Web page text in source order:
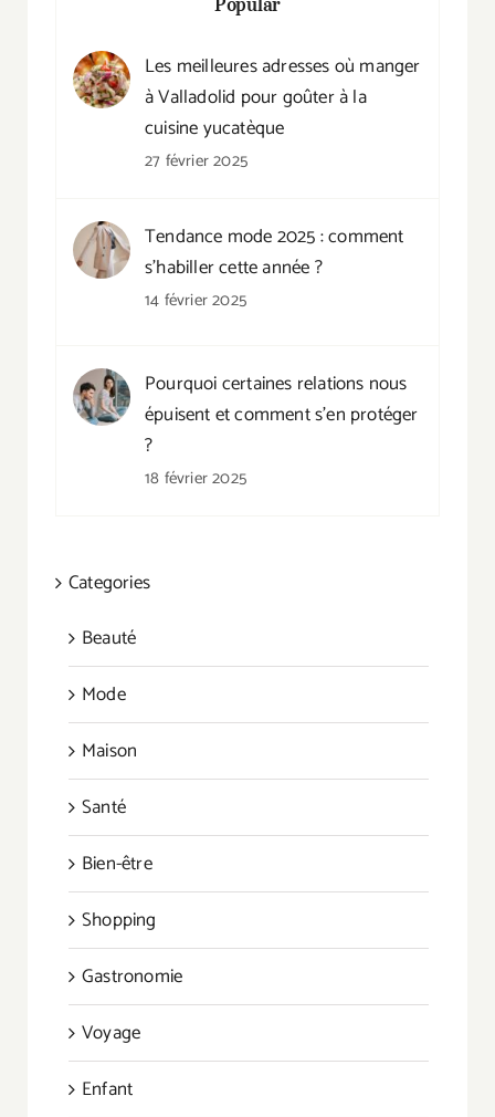
Les meilleures adresses où manger
à Valladolid pour goûter à la
cuisine yucatèque
27 février 2025
Tendance mode 2025 : comment
s’habiller cette année ?
14 février 2025
Pourquoi certaines relations nous
épuisent et comment s’en protéger
?
18 février 2025
Categories
Beauté
Mode
Maison
Santé
Bien-être
Shopping
Gastronomie
Voyage
Enfant